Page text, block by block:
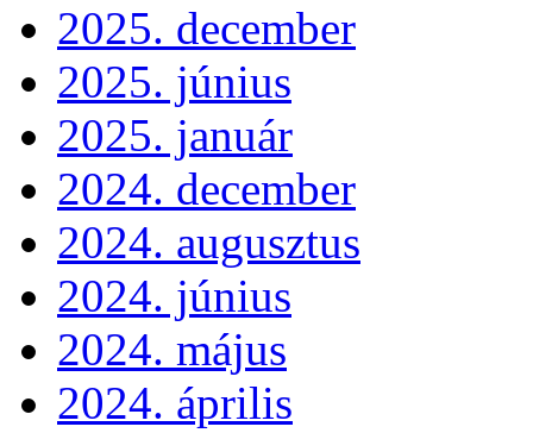
2025. december
2025. június
2025. január
2024. december
2024. augusztus
2024. június
2024. május
2024. április